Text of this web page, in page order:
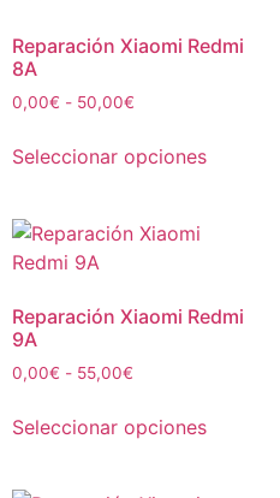
Reparación Xiaomi Redmi
8A
0,00€ - 50,00€
Seleccionar opciones
Reparación Xiaomi Redmi
9A
0,00€ - 55,00€
Seleccionar opciones